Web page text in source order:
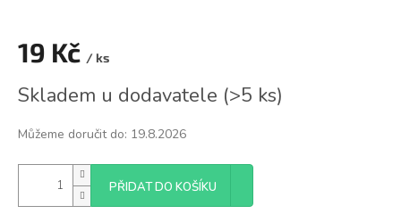
19 Kč / ks
cena:
Skladem u dodavatele (>5 ks)
Můžeme doručit do: 19.8.2026
PŘIDAT DO KOŠÍKU